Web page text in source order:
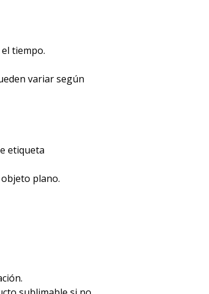
tiempo.
variar según
etiqueta
plano.